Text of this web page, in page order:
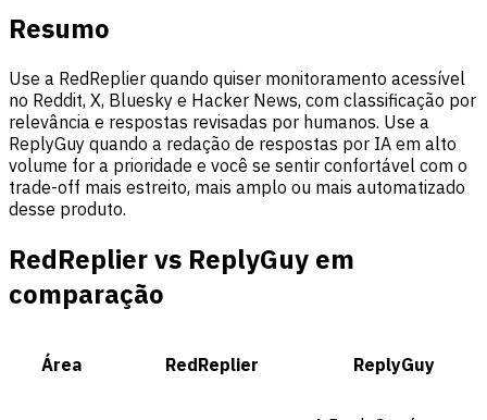
Resumo
Use a RedReplier quando quiser monitoramento acessível
no Reddit, X, Bluesky e Hacker News, com classificação por
relevância e respostas revisadas por humanos. Use a
ReplyGuy quando a redação de respostas por IA em alto
volume for a prioridade e você se sentir confortável com o
trade-off mais estreito, mais amplo ou mais automatizado
desse produto.
RedReplier vs ReplyGuy em
comparação
Área RedReplier ReplyGuy